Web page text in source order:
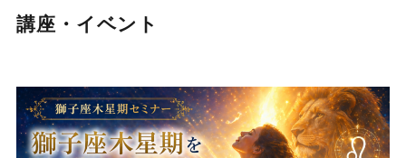
講座・イベント